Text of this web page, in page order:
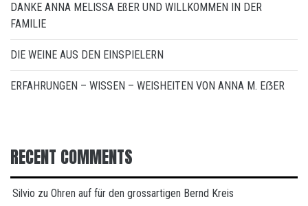
DANKE ANNA MELISSA EßER UND WILLKOMMEN IN DER
FAMILIE
DIE WEINE AUS DEN EINSPIELERN
ERFAHRUNGEN – WISSEN – WEISHEITEN VON ANNA M. EẞER
RECENT COMMENTS
Silvio zu Ohren auf für den grossartigen Bernd Kreis